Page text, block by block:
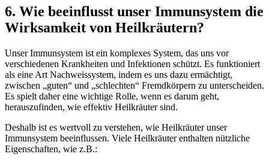
6. Wie beeinflusst unser Immunsystem die
Wirksamkeit von Heilkräutern?
Unser Immunsystem ist ein komplexes System, das uns vor
verschiedenen Krankheiten und Infektionen schützt. Es funktioniert
als eine Art Nachweissystem, indem es uns dazu ermächtigt,
zwischen „guten“ und „schlechten“ Fremdkörpern zu unterscheiden.
Es spielt daher eine wichtige Rolle, wenn es darum geht,
herauszufinden, wie effektiv Heilkräuter sind.
Deshalb ist es wertvoll zu verstehen, wie Heilkräuter unser
Immunsystem beeinflussen. Viele Heilkräuter enthalten nützliche
Eigenschaften, wie z.B.: